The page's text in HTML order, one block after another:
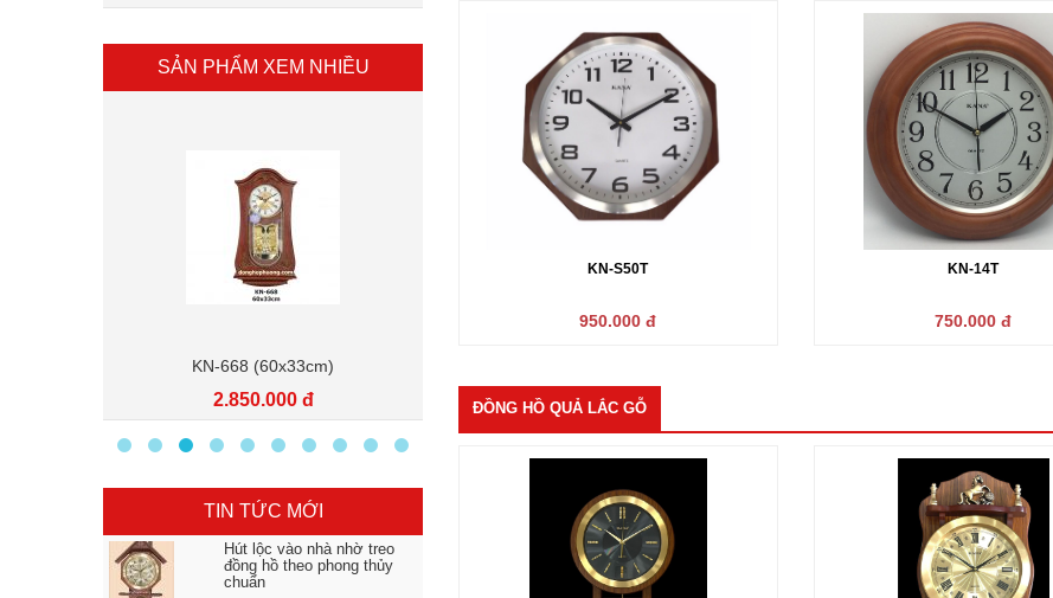
SẢN PHẨM XEM NHIỀU
KN-668 (60x33cm)
2.850.000 đ 2.250.000 đ
TIN TỨC MỚI
Hút lộc vào nhà nhờ treo
đồng hồ theo phong thủy
chuẩn
KN-S50T
950.000 đ
KN-14T
750.000 đ
ĐỒNG HỒ QUẢ LẮC GỖ